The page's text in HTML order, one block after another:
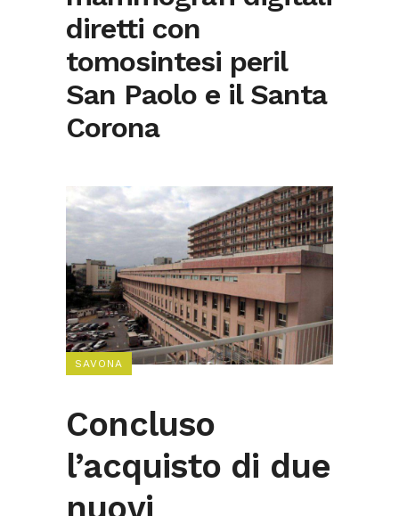
diretti con
tomosintesi peril
San Paolo e il Santa
Corona
SAVONA
Concluso
l’acquisto di due
nuovi